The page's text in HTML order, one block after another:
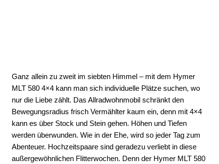
Ganz allein zu zweit im siebten Himmel – mit dem Hymer
MLT 580 4×4 kann man sich individuelle Plätze suchen, wo
nur die Liebe zählt. Das Allradwohnmobil schränkt den
Bewegungsradius frisch Vermählter kaum ein, denn mit 4×4
kann es über Stock und Stein gehen. Höhen und Tiefen
werden überwunden. Wie in der Ehe, wird so jeder Tag zum
Abenteuer. Hochzeitspaare sind geradezu verliebt in diese
außergewöhnlichen Flitterwochen. Denn der Hymer MLT 580